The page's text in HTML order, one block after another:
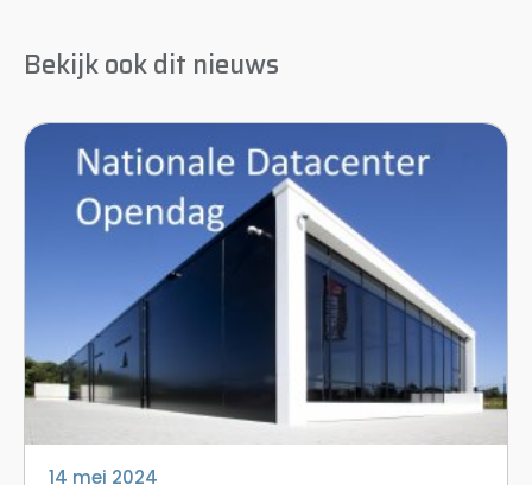
Bekijk ook dit nieuws
14 mei 2024